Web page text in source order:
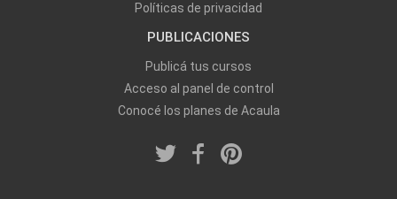
Políticas de privacidad
PUBLICACIONES
Publicá tus cursos
Acceso al panel de control
Conocé los planes de Acaula